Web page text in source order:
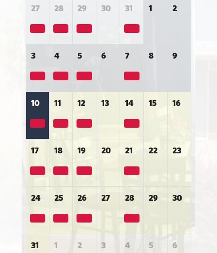
27 28 29 30 31 1 2
3 4 5 6 7 8 9
10 11 12 13 14 15 16
17 18 19 20 21 22 23
24 25 26 27 28 29 30
31 1 2 3 4 5 6